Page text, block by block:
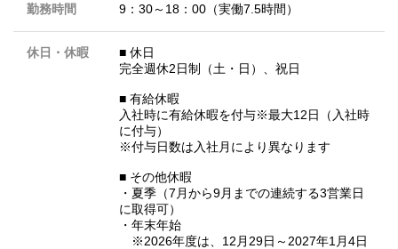
勤務時間 9：30～18：00（実働7.5時間）
休日・休暇
■ 休日
完全週休2日制（土・日）、祝日
■ 有給休暇
入社時に有給休暇を付与※最大12日（入社時
に付与）
※付与日数は入社月により異なります
■ その他休暇
・夏季（7月から9月までの連続する3営業日
に取得可）
・年末年始
※2026年度は、12月29日～2027年1月4日